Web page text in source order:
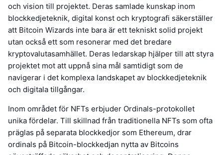
och vision till projektet. Deras samlade kunskap inom
blockkedjeteknik, digital konst och kryptografi säkerställer
att Bitcoin Wizards inte bara är ett tekniskt solid projekt
utan också ett som resonerar med det bredare
kryptovalutasamhället. Deras ledarskap hjälper till att styra
projektet mot att uppnå sina mål samtidigt som de
navigerar i det komplexa landskapet av blockkedjeteknik
och digitala tillgångar.
Inom området för NFTs erbjuder Ordinals-protokollet
unika fördelar. Till skillnad från traditionella NFTs som ofta
präglas på separata blockkedjor som Ethereum, drar
ordinals på Bitcoin-blockkedjan nytta av Bitcoins